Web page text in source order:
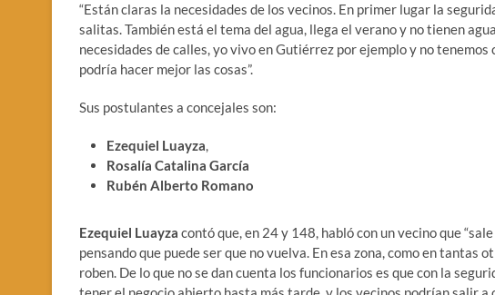
“Están claras la necesidades de los vecinos. En primer lugar la
salitas. También está el tema del agua, llega el verano y no tienen
necesidades de calles, yo vivo en Gutiérrez por ejemplo y no
podría hacer mejor las cosas”.
Sus postulantes a concejales son:
Ezequiel Luayza,
Rosalía Catalina García
Rubén Alberto Romano
Ezequiel Luayza contó que, en 24 y 148, habló con un vecino que
pensando que puede ser que no vuelva. En esa zona, como en tantas
roben. De lo que no se dan cuenta los funcionarios es que con la